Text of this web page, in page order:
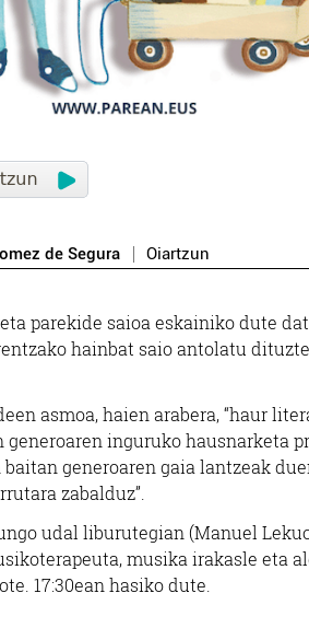
de Segura Oiartzun
parekide saioa eskainiko dute
hainbat saio antolatu
asmoa, haien arabera, “haur
inguruko hausnarketa
generoaren gaia lantzeak
zabalduz”.
udal liburutegian (Manuel
musika irakasle eta
17:30ean hasiko dute.